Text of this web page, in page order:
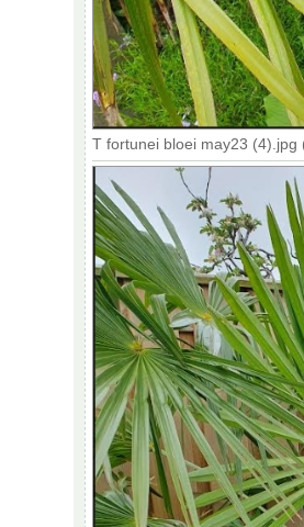
T fortunei bloei may23